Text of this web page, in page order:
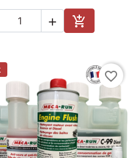
 
Add to cart
favorite_border